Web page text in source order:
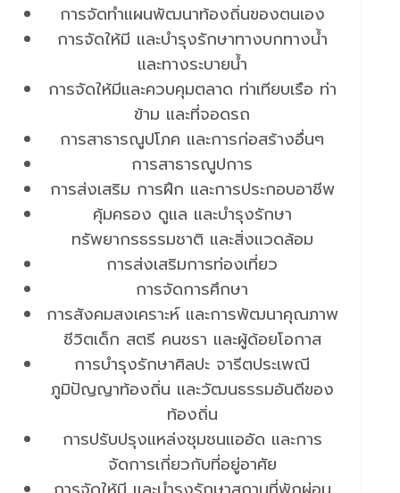
การจัดทำแผนพัฒนาท้องถิ่นของตนเอง
การจัดให้มี และบำรุงรักษาทางบกทางน้ำ
และทางระบายน้ำ
การจัดให้มีและควบคุมตลาด ท่าเทียบเรือ ท่า
ข้าม และที่จอดรถ
การสาธารณูปโภค และการก่อสร้างอื่นๆ
การสาธารณูปการ
การส่งเสริม การฝึก และการประกอบอาชีพ
คุ้มครอง ดูแล และบำรุงรักษา
ทรัพยากรธรรมชาติ และสิ่งแวดล้อม
การส่งเสริมการท่องเที่ยว
การจัดการศึกษา
การสังคมสงเคราะห์ และการพัฒนาคุณภาพ
ชีวิตเด็ก สตรี คนชรา และผู้ด้อยโอกาส
การบำรุงรักษาศิลปะ จารีตประเพณี
ภูมิปัญญาท้องถิ่น และวัฒนธรรมอันดีของ
ท้องถิ่น
การปรับปรุงแหล่งชุมชนแออัด และการ
จัดการเกี่ยวกับที่อยู่อาศัย